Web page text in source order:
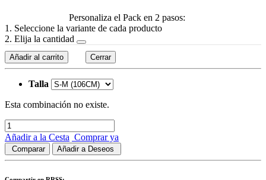
Personaliza el Pack en 2 pasos:
1. Seleccione la variante de cada producto
2. Elija la cantidad
Añadir al carrito Cerrar
Talla
Esta combinación no existe.
Añadir a la Cesta Comprar ya
Comparar Añadir a Deseos